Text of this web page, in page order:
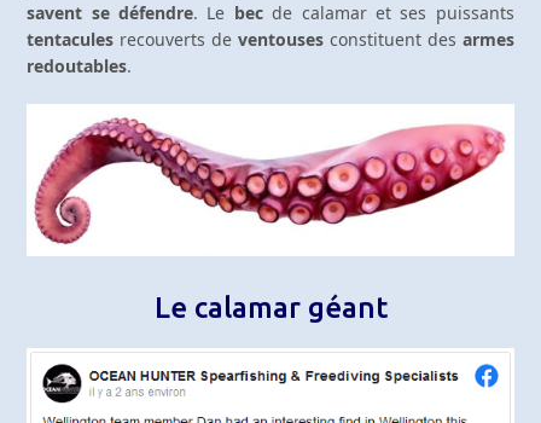
savent se défendre. Le becde calamar et ses puissants
tentacules recouverts de ventouses constituent des armes
redoutables.
Le calamar géant